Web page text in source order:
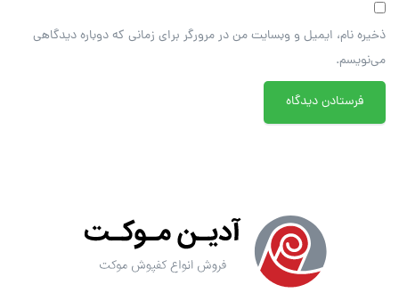
ذخیره نام، ایمیل و وبسایت من در مرورگر برای زمانی که دوباره دیدگاهی
می‌نویسم.